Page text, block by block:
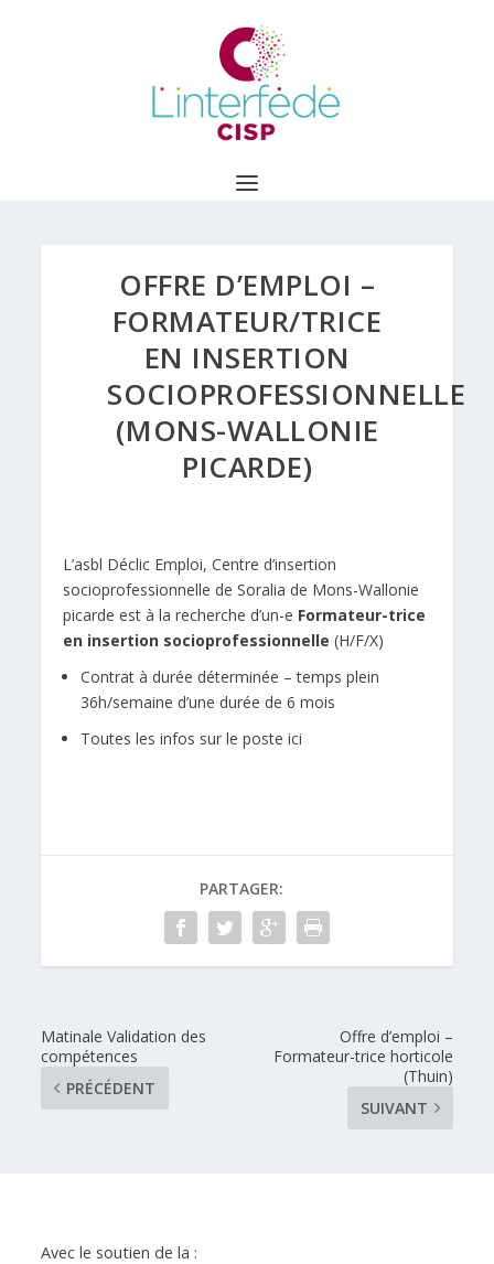
OFFRE D’EMPLOI –
FORMATEUR/TRICE
EN INSERTION
SOCIOPROFESSIONNELLE
(MONS-WALLONIE
PICARDE)
L’asbl Déclic Emploi, Centre d’insertion
socioprofessionnelle de Soralia de Mons-Wallonie
picarde est à la recherche d’un-e Formateur-trice
en insertion socioprofessionnelle (H/F/X)
Contrat à durée déterminée – temps plein
36h/semaine d’une durée de 6 mois
Toutes les infos sur le posteici
PARTAGER:
Matinale Validation des
compétences
PRÉCÉDENT
Offre d’emploi –
Formateur-trice horticole
(Thuin)
SUIVANT
Avec le soutien de la :